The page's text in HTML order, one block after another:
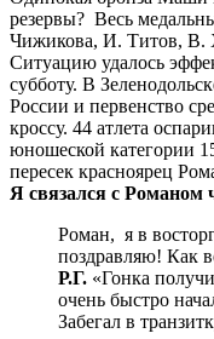
резервы? Весь
Чижикова, И. Титов, В.
Ситуацию удалось
субботу. В
России и первенство
кроссу. 44 атлета
юношеской категории
пересек красноярец
Я связался с Романом
Роман, я в
поздравляю! Как
Р.Г. «Гонка
очень быстро
Забегал в